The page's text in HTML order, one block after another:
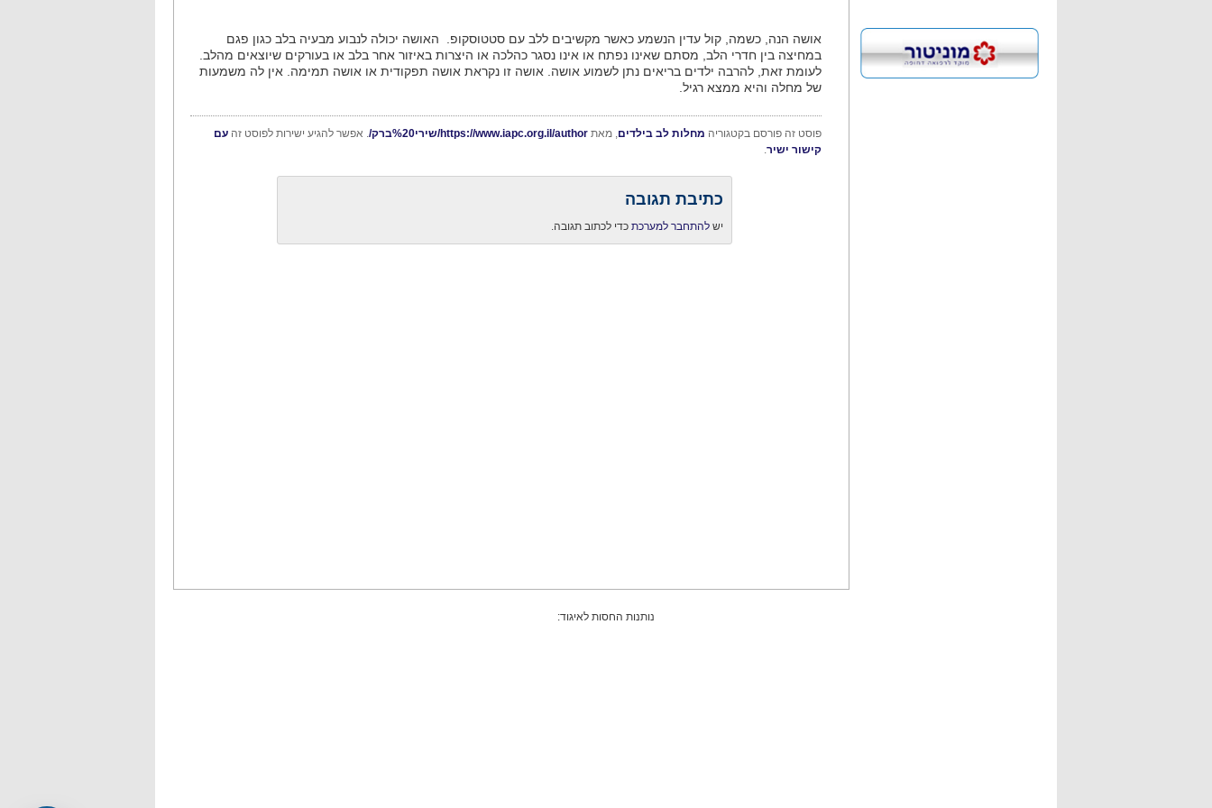
אושה הנה, כשמה, קול עדין הנשמע כאשר מקשיבים ללב עם סטטוסקופ. האושה יכולה לנבוע מבעיה בלב כגון פגם
במחיצה בין חדרי הלב, מסתם שאינו נפתח או אינו נסגר כהלכה או היצרות באיזור אחר בלב או בעורקים שיוצאים מהלב.
לעומת זאת, להרבה ילדים בריאים נתן לשמוע אושה. אושה זו נקראת אושה תפקודית או אושה תמימה. אין לה משמעות
של מחלה והיא ממצא רגיל.
פוסט זה פורסם בקטגוריה מחלות לב בילדים, מאת https://www.iapc.org.il/author/שירי%20ברק/ . אפשר להגיע ישירות לפוסט זה עם
קישור ישיר.
כתיבת תגובה
ישלהתחבר למערכת כדי לכתוב תגובה.
נותנות החסות לאיגוד: